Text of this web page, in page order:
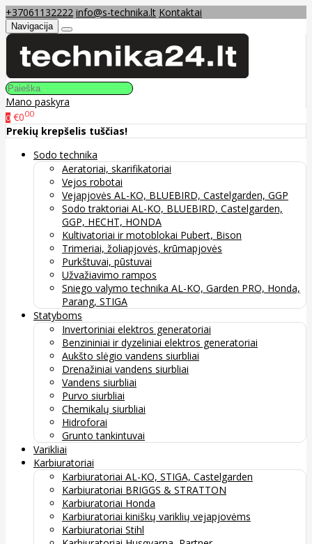
+37061132222 info@s-technika.lt Kontaktai
Navigacija
Mano paskyra
0 €000
Prekių krepšelis tuščias!
Sodo technika
Aeratoriai, skarifikatoriai
Vejos robotai
Vejapjovės AL-KO, BLUEBIRD, Castelgarden, GGP
Sodo traktoriai AL-KO, BLUEBIRD, Castelgarden,
GGP, HECHT, HONDA
Kultivatoriai ir motoblokai Pubert, Bison
Trimeriai, žoliapjovės, krūmapjovės
Purkštuvai, pūstuvai
Užvažiavimo rampos
Sniego valymo technika AL-KO, Garden PRO, Honda,
Parang, STIGA
Statyboms
Invertoriniai elektros generatoriai
Benzininiai ir dyzeliniai elektros generatoriai
Aukšto slėgio vandens siurbliai
Drenažiniai vandens siurbliai
Vandens siurbliai
Purvo siurbliai
Chemikalų siurbliai
Hidroforai
Grunto tankintuvai
Varikliai
Karbiuratoriai
Karbiuratoriai AL-KO, STIGA, Castelgarden
Karbiuratoriai BRIGGS & STRATTON
Karbiuratoriai Honda
Karbiuratoriai kiniškų variklių vejapjovėms
Karbiuratoriai Stihl